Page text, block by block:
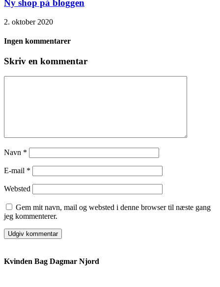
Ny shop på bloggen
2. oktober 2020
Ingen kommentarer
Skriv en kommentar
Navn *
E-mail *
Websted
Gem mit navn, mail og websted i denne browser til næste gang
jeg kommenterer.
Kvinden Bag Dagmar Njord